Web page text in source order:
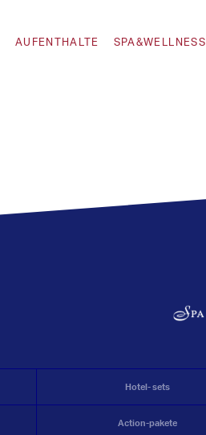
AUFENTHALTE SPA&WELLNESS
Hotel- sets
Action-pakete